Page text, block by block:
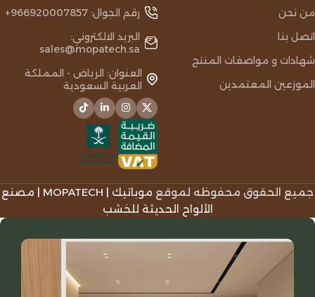
من نحن
اتصل بنا
شهادات و مواصفات المنتج
الموزعين المعتمدين
رقم الجوال: 966920007857+
البريد الالكتروني:
sales@mopatech.sa
العنوان: الرياض - المملكة
العربية السعودية
جميع الحقوق محفوظه لموقع
موباتيك | MOPATECH | مصنع
الألواح الحديثة للخشب